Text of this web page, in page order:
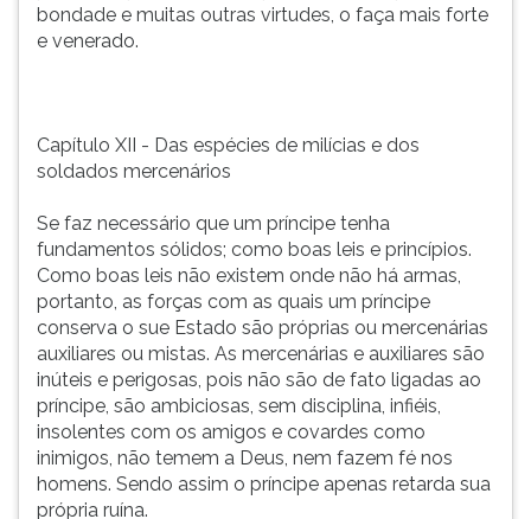
bondade e muitas outras virtudes, o faça mais forte
e venerado.
Capítulo XII - Das espécies de milícias e dos
soldados mercenários
Se faz necessário que um príncipe tenha
fundamentos sólidos; como boas leis e princípios.
Como boas leis não existem onde não há armas,
portanto, as forças com as quais um príncipe
conserva o sue Estado são próprias ou mercenárias
auxiliares ou mistas. As mercenárias e auxiliares são
inúteis e perigosas, pois não são de fato ligadas ao
príncipe, são ambiciosas, sem disciplina, infiéis,
insolentes com os amigos e covardes como
inimigos, não temem a Deus, nem fazem fé nos
homens. Sendo assim o príncipe apenas retarda sua
própria ruína.